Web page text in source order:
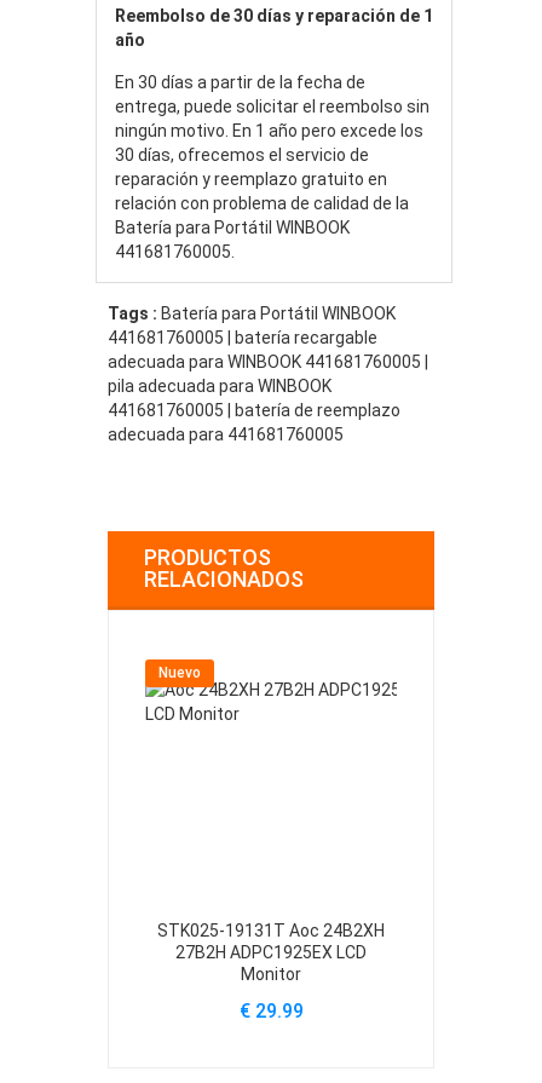
Reembolso de 30 días y reparación de 1
año
En 30 días a partir de la fecha de
entrega, puede solicitar el reembolso sin
ningún motivo. En 1 año pero excede los
30 días, ofrecemos el servicio de
reparación y reemplazo gratuito en
relación con problema de calidad de la
Batería para Portátil WINBOOK
441681760005.
Tags : Batería para Portátil WINBOOK
441681760005 | batería recargable
adecuada para WINBOOK 441681760005 |
pila adecuada para WINBOOK
441681760005 | batería de reemplazo
adecuada para 441681760005
PRODUCTOS
RELACIONADOS
Nuevo
STK025-19131T Aoc 24B2XH
27B2H ADPC1925EX LCD
Monitor
€ 29.99